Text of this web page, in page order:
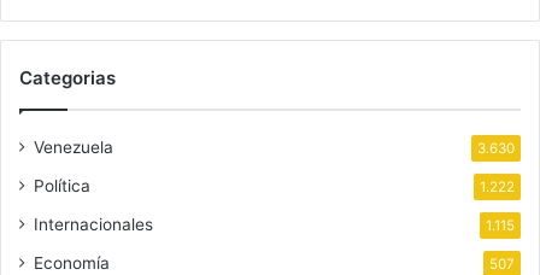
Categorias
Venezuela 3.630
Política 1.222
Internacionales 1.115
Economía 507